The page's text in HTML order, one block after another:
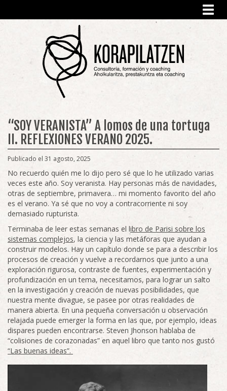
“SOY VERANISTA” A lomos de una tortuga
II. REFLEXIONES VERANO 2025.
Publicado el 31 agosto, 2025
No recuerdo quién me lo dijo pero sé que lo he utilizado varias
veces este año. Soy veranista. Hay personas más de navidades,
otras de septiembre, primavera… mi momento favorito del año
es el verano. Ya sé que no voy a contracorriente ni soy
demasiado rupturista.
Terminaba de leer estas semanas el libro de Parisi sobre los
sistemas complejos, la ciencia y las metáforas que ayudan a
construir modelos. Hay un capítulo donde se para a describir los
procesos de creación y vuelve a recordarnos que junto a una
exploración rigurosa, contraste de fuentes, experimentación y
profundización en un tema, necesitamos, para lograr un salto
en la investigación y creación de nuevas posibilidades, que
nuestra mente divague, se pasee por otras realidades de
manera abierta. En una pequeña conversación u observación
relajada puede emerger la forma en las que, por ejemplo, ideas
dispares pueden encontrarse. Steven Jhonson hablaba de
“colisiones de corazonadas” en aquel libro que tanto nos gustó
“Las buenas ideas”.